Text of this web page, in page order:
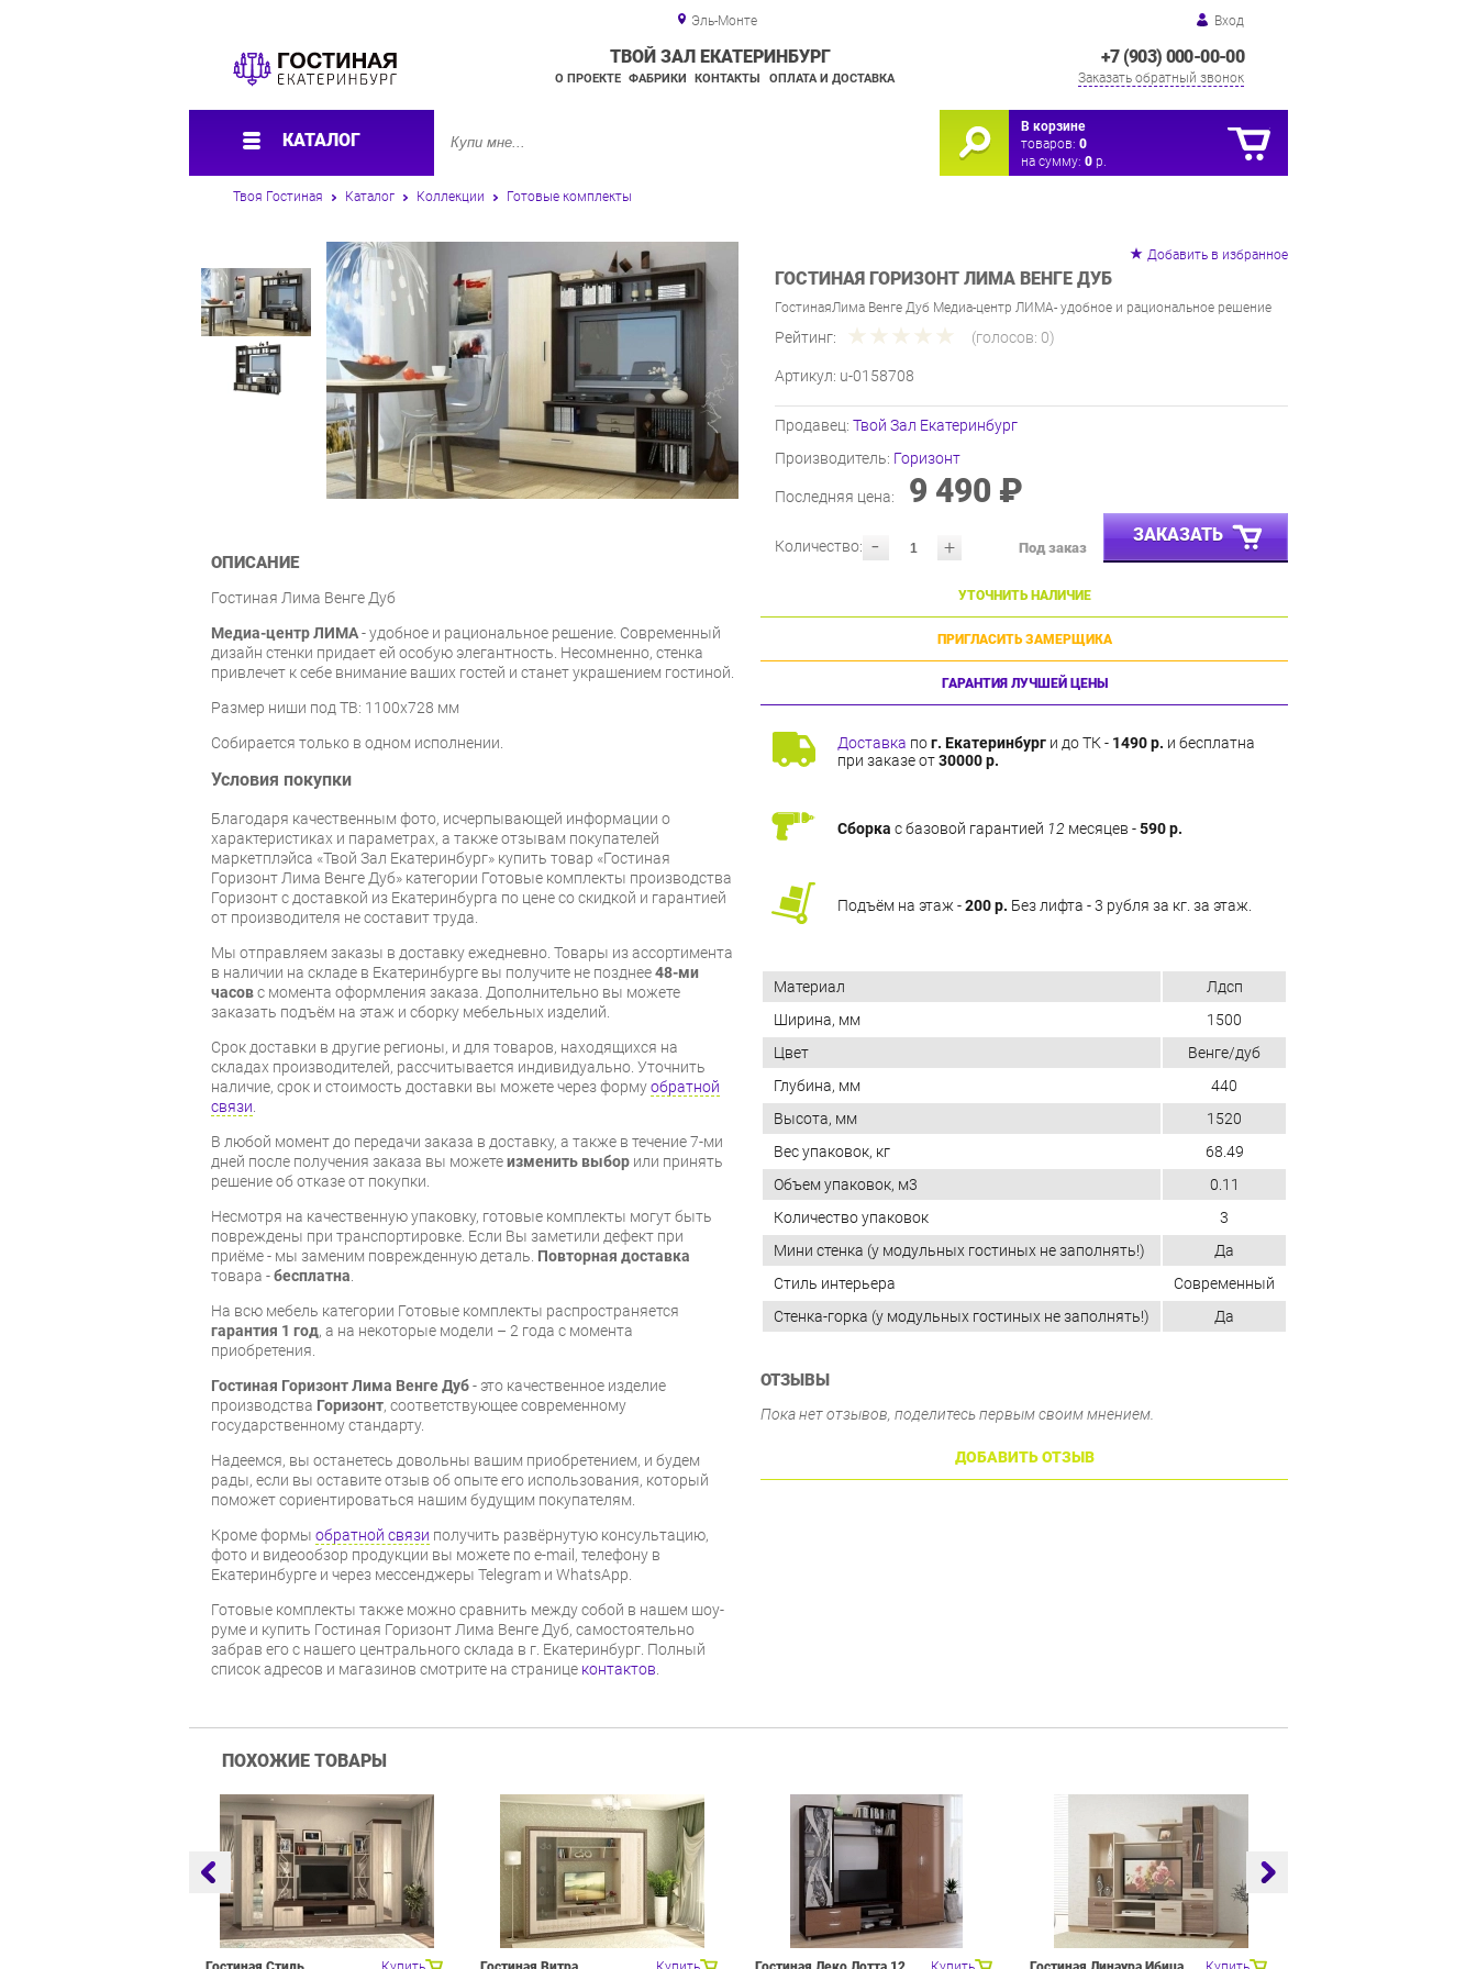
Эль-Монте Вход
+7 (903) 000-00-00
Заказать обратный звонок
ТВОЙ ЗАЛ ЕКАТЕРИНБУРГ
О ПРОЕКТЕ ФАБРИКИ КОНТАКТЫ ОПЛАТА И ДОСТАВКА
КАТАЛОГ
В корзине
товаров: 0
на сумму: 0 р.
Твоя Гостиная Каталог Коллекции Готовые комплекты
Добавить в избранное
ГОСТИНАЯ ГОРИЗОНТ ЛИМА ВЕНГЕ ДУБ
ГостинаяЛима Венге Дуб Медиа-центр ЛИМА- удобное и рациональное решение
Рейтинг: (голосов: 0)
Артикул: u-0158708
Продавец: Твой Зал Екатеринбург
Производитель: Горизонт
Последняя цена: 9 490 ₽
- +
Количество: Под заказ
ЗАКАЗАТЬ
УТОЧНИТЬ НАЛИЧИЕ
ПРИГЛАСИТЬ ЗАМЕРЩИКА
ГАРАНТИЯ ЛУЧШЕЙ ЦЕНЫ
Доставка пог. Екатеринбург и до ТК - 1490 р. и бесплатна
при заказе от30000 р.
Сборка с базовой гарантией 12 месяцев -590 р.
Подъём на этаж -200 р. Без лифта - 3 рубля за кг. за этаж.
ОПИСАНИЕ
Гостиная Лима Венге Дуб
Медиа-центр ЛИМА- удобное и рациональное решение. Современный
дизайн стенки придает ей особую элегантность. Несомненно, стенка
привлечет к себе внимание ваших гостей и станет украшением гостиной.
Размер ниши под ТВ: 1100х728 мм
Собирается только в одном исполнении.
Условия покупки
Благодаря качественным фото, исчерпывающей информации о
характеристиках и параметрах, а также отзывам покупателей
маркетплэйса «Твой Зал Екатеринбург» купить товар «Гостиная
Горизонт Лима Венге Дуб» категории Готовые комплекты производства
Горизонт с доставкой из Екатеринбурга по цене со скидкой и гарантией
от производителя не составит труда.
Мы отправляем заказы в доставку ежедневно. Товары из ассортимента
в наличии на складе в Екатеринбурге вы получите не позднее48-ми
часовс момента оформления заказа. Дополнительно вы можете
заказать подъём на этаж и сборку мебельных изделий.
Срок доставки в другие регионы, и для товаров, находящихся на
складах производителей, рассчитывается индивидуально. Уточнить
наличие, срок и стоимость доставки вы можете через формуобратной
связи
В любой момент до передачи заказа в доставку, а также в течение 7-ми
дней после получения заказа вы можетеизменить выбор или принять
решение об отказе от покупки.
Несмотря на качественную упаковку, готовые комплекты могут быть
повреждены при транспортировке. Если Вы заметили дефект при
приёме - мы заменим поврежденную деталь. Повторная доставка
товара -бесплатна
На всю мебель категории Готовые комплекты распространяется
гарантия 1 год, а на некоторые модели – 2 года с момента
приобретения.
Гостиная Горизонт Лима Венге Дуб- это качественное изделие
производства Горизонт, соответствующее современному
государственному стандарту.
Надеемся, вы останетесь довольны вашим приобретением, и будем
рады, если вы оставите отзыв об опыте его использования, который
поможет сориентироваться нашим будущим покупателям.
Кроме формы обратной связи получить развёрнутую консультацию,
фото и видеообзор продукции вы можете по e-mail, телефону в
Екатеринбурге и через мессенджеры Telegram и WhatsApp.
Готовые комплекты также можно сравнить между собой в нашем шоу-
руме и купить Гостиная Горизонт Лима Венге Дуб, самостоятельно
забрав его с нашего центрального склада в г. Екатеринбург. Полный
список адресов и магазинов смотрите на странице контактов
Материал
Лдсп
Ширина, мм
1500
Цвет
Венге/дуб
Глубина, мм
440
Высота, мм
1520
Вес упаковок, кг
68.49
Объем упаковок, м3
0.11
Количество упаковок
3
Мини стенка (у модульных гостиных не заполнять!)
Да
Стиль интерьера
Современный
Стенка-горка (у модульных гостиных не заполнять!)
Да
ОТЗЫВЫ
Пока нет отзывов, поделитесь первым своим мнением.
ДОБАВИТЬ ОТЗЫВ
ПОХОЖИЕ ТОВАРЫ